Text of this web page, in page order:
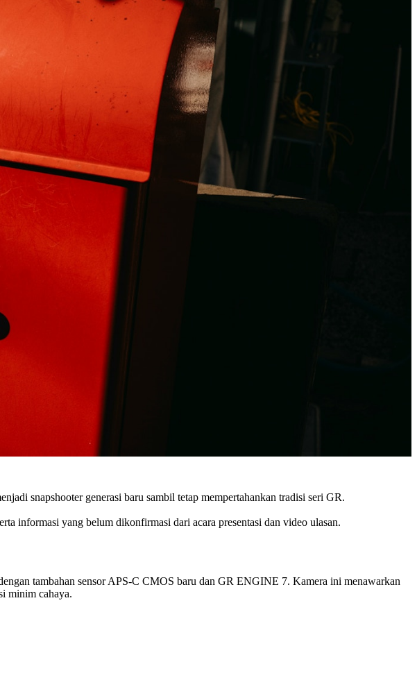
snapshooter generasi baru sambil tetap mempertahankan tradisi seri GR.
informasi yang belum dikonfirmasi dari acara presentasi dan video ulasan.
tambahan sensor APS-C CMOS baru dan GR ENGINE 7. Kamera ini menawarkan
minim cahaya.